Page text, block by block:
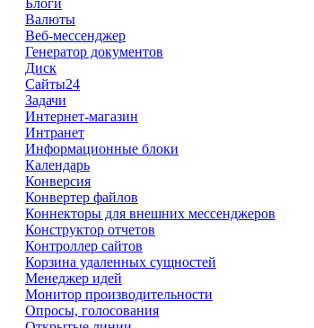
Блоги
Валюты
Веб-мессенджер
Генератор документов
Диск
Сайты24
Задачи
Интернет-магазин
Интранет
Информационные блоки
Календарь
Конверсия
Конвертер файлов
Коннекторы для внешних мессенджеров
Конструктор отчетов
Контроллер сайтов
Корзина удаленных сущностей
Менеджер идей
Монитор производительности
Опросы, голосования